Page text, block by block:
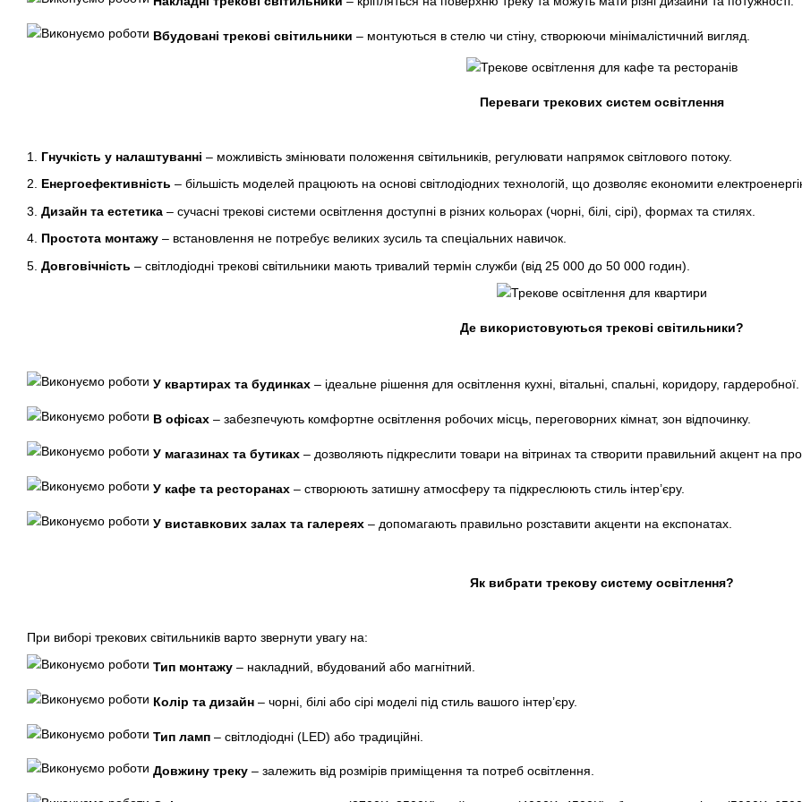
Вбудовані трекові світильники – монтуються в стелю чи стіну, створюючи мінімалістичний вигляд.
Переваги трекових систем освітлення
1. Гнучкість у налаштуванні – можливість змінювати положення світильників, регулювати напрямок світлового потоку.
2. Енергоефективність – більшість моделей працюють на основі світлодіодних технологій, що дозволяє економити
3. Дизайн та естетика – сучасні трекові системи освітлення доступні в різних кольорах (чорні, білі, сірі), формах та стилях.
4. Простота монтажу – встановлення не потребує великих зусиль та спеціальних навичок.
5. Довговічність – світлодіодні трекові світильники мають тривалий термін служби (від 25 000 до 50 000 годин).
Де використовуються трекові світильники?
У квартирах та будинках – ідеальне рішення для освітлення кухні, вітальні, спальні, коридору, гардеробної.
В офісах – забезпечують комфортне освітлення робочих місць, переговорних кімнат, зон відпочинку.
У магазинах та бутиках – дозволяють підкреслити товари на вітринах та створити правильний акцент на
У кафе та ресторанах – створюють затишну атмосферу та підкреслюють стиль інтер’єру.
У виставкових залах та галереях – допомагають правильно розставити акценти на експонатах.
Як вибрати трекову систему освітлення?
При виборі трекових світильників варто звернути увагу на:
Тип монтажу – накладний, вбудований або магнітний.
Колір та дизайн – чорні, білі або сірі моделі під стиль вашого інтер’єру.
Тип ламп – світлодіодні (LED) або традиційні.
Довжину треку – залежить від розмірів приміщення та потреб освітлення.